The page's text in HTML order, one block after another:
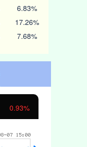
6.83%
17.26%
7.68%
1.01%